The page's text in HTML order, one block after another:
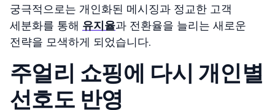
궁극적으로는 개인화된 메시징과 정교한 고객
세분화를 통해 유지율과 전환율을 늘리는 새로운
전략을 모색하게 되었습니다.
주얼리 쇼핑에 다시 개인별
선호도 반영